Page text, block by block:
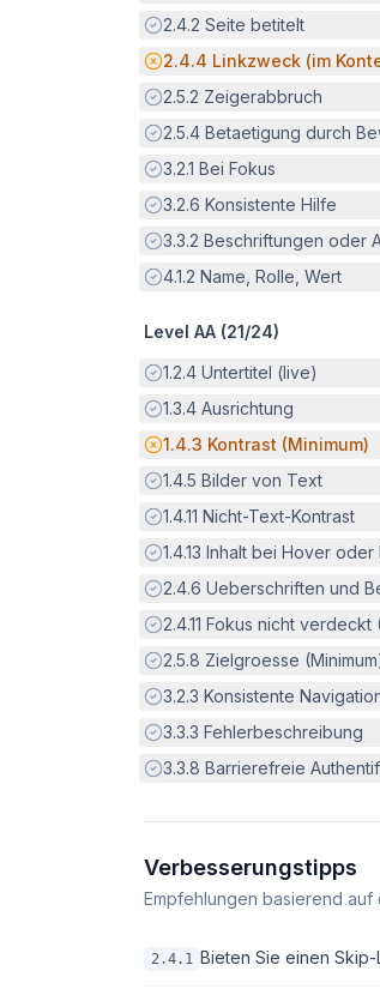
Erfüllt:
2.4.2 Seite betitelt
Potenzielle Barriere:
2.4.4 Linkzweck (im
Erfüllt:
2.5.2 Zeigerabbruch
Erfüllt:
2.5.4 Betaetigung durch
Erfüllt:
3.2.1 Bei Fokus
Erfüllt:
3.2.6 Konsistente Hilfe
Erfüllt:
3.3.2 Beschriftungen oder
Erfüllt:
4.1.2 Name, Rolle, Wert
Level AA (21/24)
Erfüllt:
1.2.4 Untertitel (live)
Erfüllt:
1.3.4 Ausrichtung
Potenzielle Barriere:
1.4.3 Kontrast (Minimum)
Erfüllt:
1.4.5 Bilder von Text
Erfüllt:
1.4.11 Nicht-Text-Kontrast
Erfüllt:
1.4.13 Inhalt bei Hover oder
Erfüllt:
2.4.6 Ueberschriften und
Erfüllt:
2.4.11 Fokus nicht verdeckt
Erfüllt:
2.5.8 Zielgroesse
Erfüllt:
3.2.3 Konsistente
Erfüllt:
3.3.3 Fehlerbeschreibung
Erfüllt:
3.3.8 Barrierefreie
Verbesserungstipps
Empfehlungen basierend
2.4.1 Bieten Sie einen